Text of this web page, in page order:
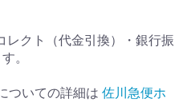
レクト（代金引換）・銀行振
。
ついての詳細は 佐川急便ホ